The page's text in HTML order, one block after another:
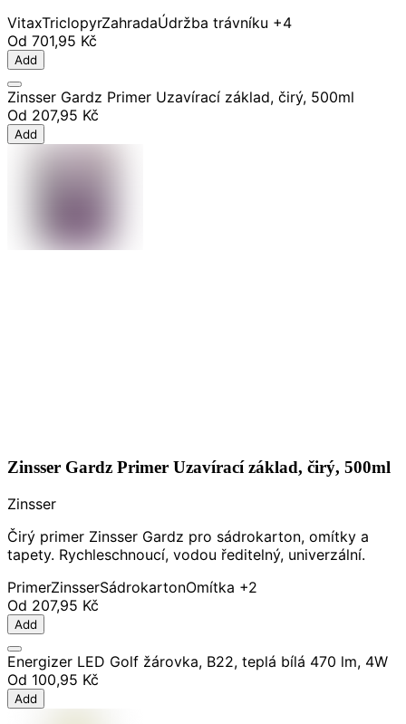
VitaxTriclopyrZahradaÚdržba trávníku +4
Od 701,95 Kč
Add
Zinsser Gardz Primer Uzavírací základ, čirý, 500ml
Od 207,95 Kč
Add
Zinsser Gardz Primer Uzavírací základ, čirý, 500ml
Zinsser
Čirý primer Zinsser Gardz pro sádrokarton, omítky a
tapety. Rychleschnoucí, vodou ředitelný, univerzální.
PrimerZinsserSádrokartonOmítka +2
Od 207,95 Kč
Add
Energizer LED Golf žárovka, B22, teplá bílá 470 lm, 4W
Od 100,95 Kč
Add